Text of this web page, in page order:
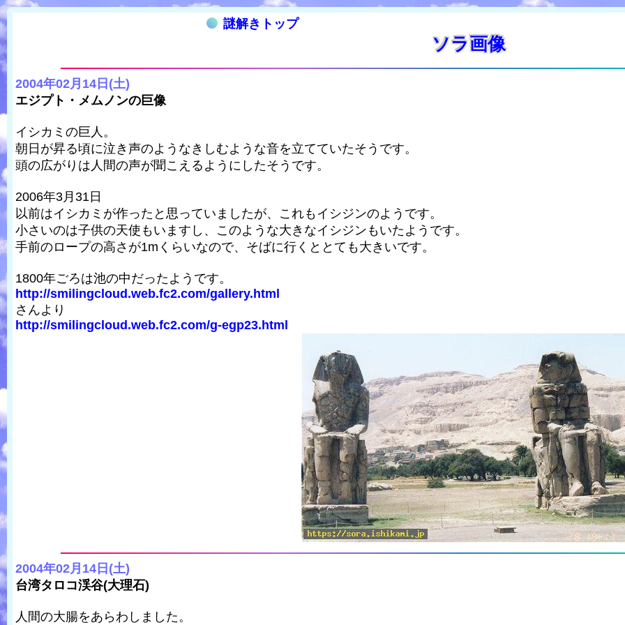
謎解きトップ
ソラ画像
2004年02月14日(土)
エジプト・メムノンの巨像
イシカミの巨人。
朝日が昇る頃に泣き声のようなきしむような音を立てていたそうです。
頭の広がりは人間の声が聞こえるようにしたそうです。
2006年3月31日
以前はイシカミが作ったと思っていましたが、これもイシジンのようです。
小さいのは子供の天使もいますし、このような大きなイシジンもいたようです。
手前のロープの高さが1mくらいなので、そばに行くととても大きいです。
1800年ごろは池の中だったようです。
http://smilingcloud.web.fc2.com/gallery.html
さんより
http://smilingcloud.web.fc2.com/g-egp23.html
2004年02月14日(土)
台湾タロコ渓谷(大理石)
人間の大腸をあらわしました。